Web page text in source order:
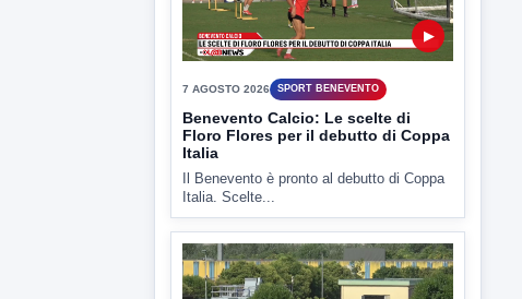
Il Benevento è pronto al debutto di Coppa
Italia. Scelte...
7 AGOSTO 2026 ATTUALITÀ
Miasmi e Calore, l'ASL parla